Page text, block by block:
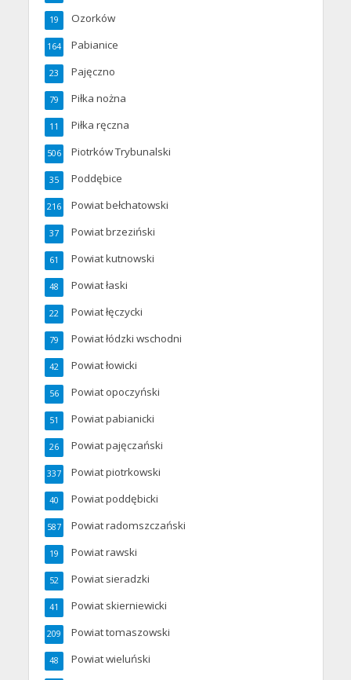
Ozorków
19
Pabianice
164
Pajęczno
23
Piłka nożna
79
Piłka ręczna
11
Piotrków Trybunalski
506
Poddębice
35
Powiat bełchatowski
216
Powiat brzeziński
37
Powiat kutnowski
61
Powiat łaski
48
Powiat łęczycki
22
Powiat łódzki wschodni
79
Powiat łowicki
42
Powiat opoczyński
56
Powiat pabianicki
51
Powiat pajęczański
26
Powiat piotrkowski
337
Powiat poddębicki
40
Powiat radomszczański
587
Powiat rawski
19
Powiat sieradzki
52
Powiat skierniewicki
41
Powiat tomaszowski
209
Powiat wieluński
48